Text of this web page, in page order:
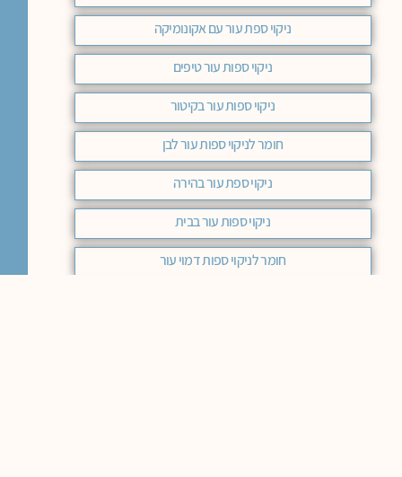
ניקוי ספת עור עם אקונומיקה
ניקוי ספות עור טיפים
ניקוי ספות עור בקיטור
חומר לניקוי ספות עור לבן
ניקוי ספת עור בהירה
ניקוי ספות עור בבית
חומר לניקוי ספות דמוי עור